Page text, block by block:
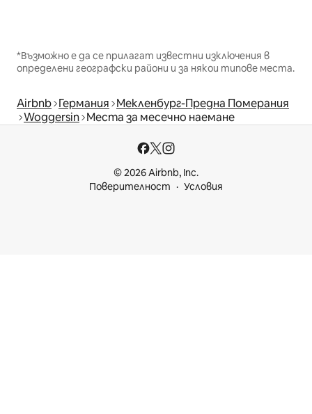
*Възможно е да се прилагат известни изключения в
определени географски райони и за някои типове места.
Airbnb Германия Мекленбург-Предна Померания
Woggersin Места за месечно наемане
© 2026 Airbnb, Inc.
Поверителност
Условия